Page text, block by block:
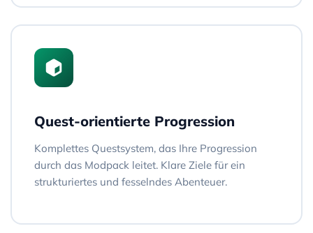
Quest-orientierte Progression
Komplettes Questsystem, das Ihre Progression
durch das Modpack leitet. Klare Ziele für ein
strukturiertes und fesselndes Abenteuer.